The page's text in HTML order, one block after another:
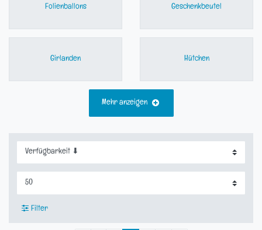
Folienballons Geschenkbeutel
Girlanden Hütchen
Mehr anzeigen
Filter